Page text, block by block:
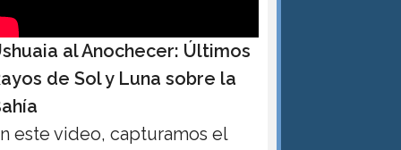
al Anochecer: Últimos
de Sol y Luna sobre la
este video, capturamos el